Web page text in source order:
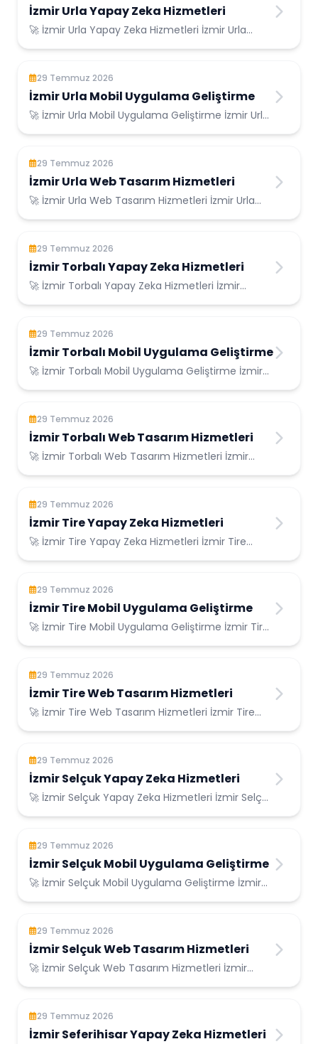
İzmir Urla Yapay Zeka Hizmetleri
🚀 İzmir Urla Yapay Zeka Hizmetleri İzmir Urla
29 Temmuz 2026
İzmir Urla Mobil Uygulama Geliştirme
🚀 İzmir Urla Mobil Uygulama Geliştirme İzmir Urla
29 Temmuz 2026
İzmir Urla Web Tasarım Hizmetleri
🚀 İzmir Urla Web Tasarım Hizmetleri İzmir Urla
29 Temmuz 2026
İzmir Torbalı Yapay Zeka Hizmetleri
🚀 İzmir Torbalı Yapay Zeka Hizmetleri İzmir
29 Temmuz 2026
İzmir Torbalı Mobil Uygulama Geliştirme
🚀 İzmir Torbalı Mobil Uygulama Geliştirme İzmir
29 Temmuz 2026
İzmir Torbalı Web Tasarım Hizmetleri
🚀 İzmir Torbalı Web Tasarım Hizmetleri İzmir
29 Temmuz 2026
İzmir Tire Yapay Zeka Hizmetleri
🚀 İzmir Tire Yapay Zeka Hizmetleri İzmir Tire
29 Temmuz 2026
İzmir Tire Mobil Uygulama Geliştirme
🚀 İzmir Tire Mobil Uygulama Geliştirme İzmir Tire
29 Temmuz 2026
İzmir Tire Web Tasarım Hizmetleri
🚀 İzmir Tire Web Tasarım Hizmetleri İzmir Tire
29 Temmuz 2026
İzmir Selçuk Yapay Zeka Hizmetleri
🚀 İzmir Selçuk Yapay Zeka Hizmetleri İzmir Selçuk
29 Temmuz 2026
İzmir Selçuk Mobil Uygulama Geliştirme
🚀 İzmir Selçuk Mobil Uygulama Geliştirme İzmir
29 Temmuz 2026
İzmir Selçuk Web Tasarım Hizmetleri
🚀 İzmir Selçuk Web Tasarım Hizmetleri İzmir
29 Temmuz 2026
İzmir Seferihisar Yapay Zeka Hizmetleri